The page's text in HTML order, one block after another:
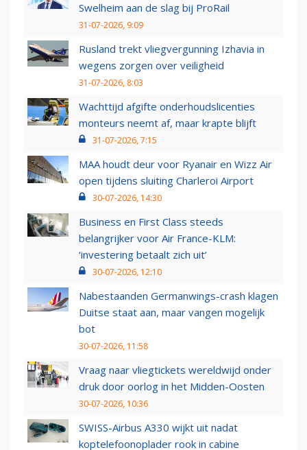
Swelheim aan de slag bij ProRail
31-07-2026, 9:09
Rusland trekt vliegvergunning Izhavia in
wegens zorgen over veiligheid
31-07-2026, 8:03
Wachttijd afgifte onderhoudslicenties
monteurs neemt af, maar krapte blijft
31-07-2026, 7:15
MAA houdt deur voor Ryanair en Wizz Air
open tijdens sluiting Charleroi Airport
30-07-2026, 14:30
Business en First Class steeds
belangrijker voor Air France-KLM:
‘investering betaalt zich uit’
30-07-2026, 12:10
Nabestaanden Germanwings-crash klagen
Duitse staat aan, maar vangen mogelijk
bot
30-07-2026, 11:58
Vraag naar vliegtickets wereldwijd onder
druk door oorlog in het Midden-Oosten
30-07-2026, 10:36
SWISS-Airbus A330 wijkt uit nadat
koptelefoonoplader rook in cabine